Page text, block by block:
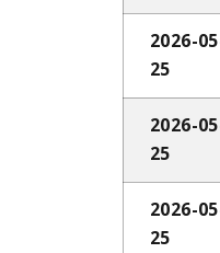
2026-
25
2026-
25
2026-
25